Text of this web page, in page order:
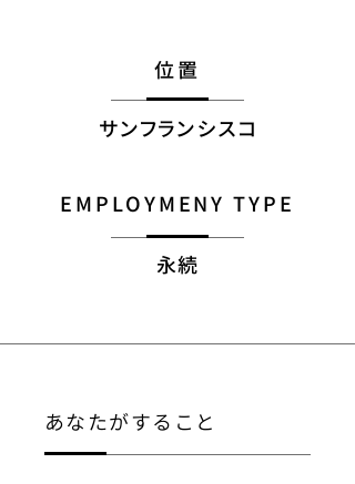
位置
サンフランシスコ
EMPLOYMENY TYPE
永続
あなたがすること